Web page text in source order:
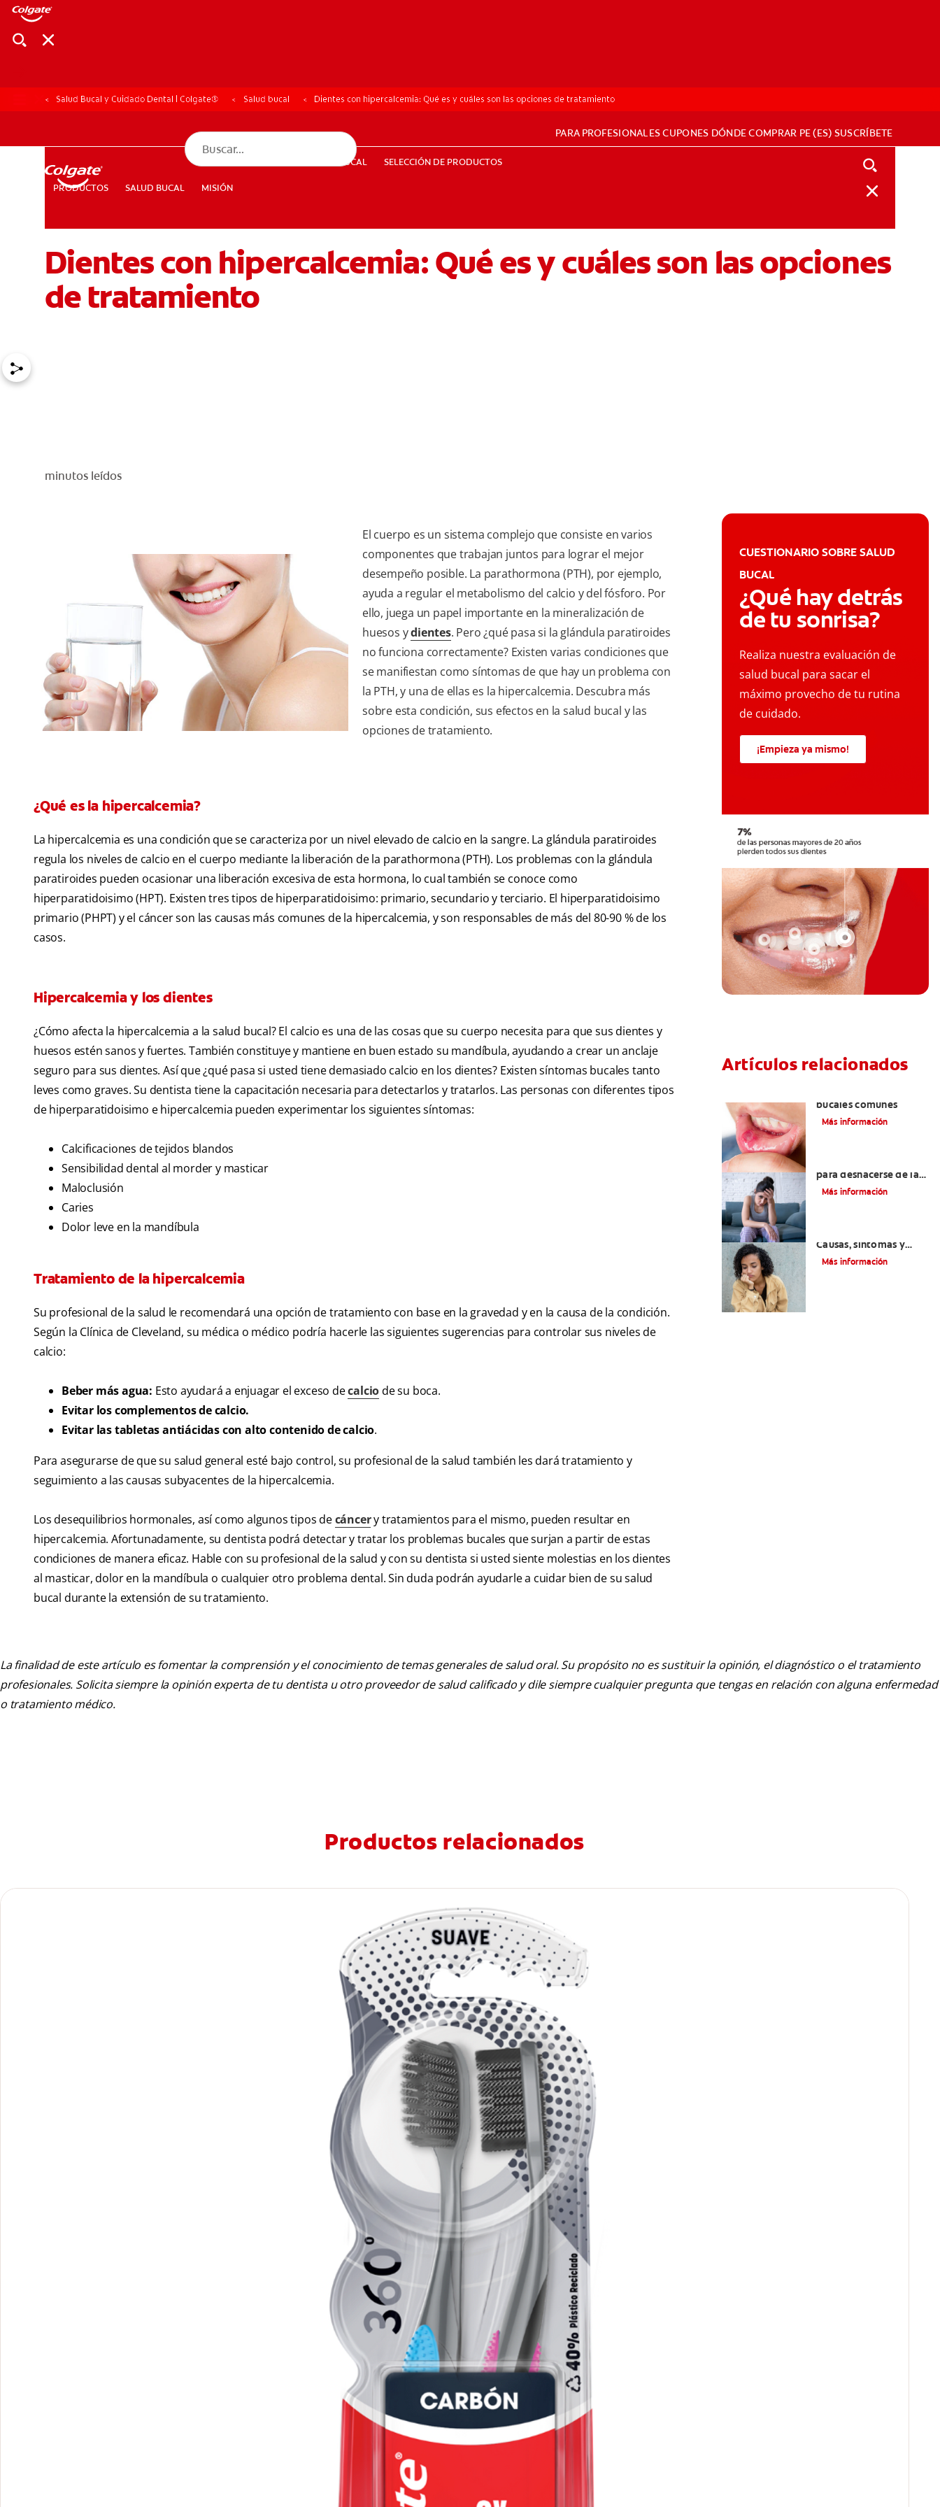
PRODUCTOS
CHEQUEO DE SALUD BUCAL
PARA PROFESIONALES CUPONES DÓNDE COMPRAR PE (ES) SUSCRÍBETE
PARA PROFESIONALESCUPONES DÓNDE COMPRAR PE (ES) SUSCRÍBETE
PRODUCTOS SALUD BUCAL MISIÓN
CHEQUEO DE SALUD BUCAL SELECCIÓN DE PRODUCTOS
Salud Bucal y Cuidado Dental | Colgate® Salud bucal Dientes con hipercalcemia: Qué es y cuáles son las opciones de tratamiento
Dientes con hipercalcemia: Qué es y cuáles son las opciones
de tratamiento
minutos leídos
El cuerpo es un sistema complejo que consiste en varios
componentes que trabajan juntos para lograr el mejor
desempeño posible. La parathormona (PTH), por ejemplo,
ayuda a regular el metabolismo del calcio y del fósforo. Por
ello, juega un papel importante en la mineralización de
huesos ydientes. Pero ¿qué pasa si la glándula paratiroides
no funciona correctamente? Existen varias condiciones que
se manifiestan como síntomas de que hay un problema con
la PTH, y una de ellas es la hipercalcemia. Descubra más
sobre esta condición, sus efectos en la salud bucal y las
opciones de tratamiento.
¿Qué es la hipercalcemia?
La hipercalcemia es una condición que se caracteriza por un nivel elevado de calcio en la sangre. La glándula paratiroides
regula los niveles de calcio en el cuerpo mediante la liberación de la parathormona (PTH). Los problemas con la glándula
paratiroides pueden ocasionar una liberación excesiva de esta hormona, lo cual también se conoce como
hiperparatidoisimo (HPT). Existen tres tipos de hiperparatidoisimo: primario, secundario y terciario. El hiperparatidoisimo
primario (PHPT) y el cáncer son las causas más comunes de la hipercalcemia, y son responsables de más del 80-90 % de los
casos.
Hipercalcemia y los dientes
¿Cómo afecta la hipercalcemia a la salud bucal? El calcio es una de las cosas que su cuerpo necesita para que sus dientes y
huesos estén sanos y fuertes. También constituye y mantiene en buen estado su mandíbula, ayudando a crear un anclaje
seguro para sus dientes. Así que ¿qué pasa si usted tiene demasiado calcio en los dientes? Existen síntomas bucales tanto
leves como graves. Su dentista tiene la capacitación necesaria para detectarlos y tratarlos. Las personas con diferentes tipos
de hiperparatidoisimo e hipercalcemia pueden experimentar los siguientes síntomas:
Calcificaciones de tejidos blandos
Sensibilidad dental al morder y masticar
Maloclusión
Caries
Dolor leve en la mandíbula
Tratamiento de la hipercalcemia
Su profesional de la salud le recomendará una opción de tratamiento con base en la gravedad y en la causa de la condición.
Según la Clínica de Cleveland, su médica o médico podría hacerle las siguientes sugerencias para controlar sus niveles de
calcio:
Beber más agua: Esto ayudará a enjuagar el exceso decalciode su boca.
Evitar los complementos de calcio.
Evitar las tabletas antiácidas con alto contenido de calcio.
Para asegurarse de que su salud general esté bajo control, su profesional de la salud también les dará tratamiento y
seguimiento a las causas subyacentes de la hipercalcemia.
Los desequilibrios hormonales, así como algunos tipos decáncery tratamientos para el mismo, pueden resultar en
hipercalcemia. Afortunadamente, su dentista podrá detectar y tratar los problemas bucales que surjan a partir de estas
condiciones de manera eficaz. Hable con su profesional de la salud y con su dentista si usted siente molestias en los dientes
al masticar, dolor en la mandíbula o cualquier otro problema dental. Sin duda podrán ayudarle a cuidar bien de su salud
bucal durante la extensión de su tratamiento.
CUESTIONARIO SOBRE SALUD
BUCAL
¿Qué hay detrás
de tu sonrisa?
Realiza nuestra evaluación de
salud bucal para sacar el
máximo provecho de tu rutina
de cuidado.
¡Empieza ya mismo!
Artículos relacionados
bucales comunes
Más información
para deshacerse de las
lesiones bucales
Más información
Causas, síntomas y
tratamientos
Más información
La finalidad de este artículo es fomentar la comprensión y el conocimiento de temas generales de salud oral. Su propósito no es sustituir la opinión, el diagnóstico o el tratamiento
profesionales. Solicita siempre la opinión experta de tu dentista u otro proveedor de salud calificado y dile siempre cualquier pregunta que tengas en relación con alguna enfermedad
o tratamiento médico.
Productos relacionados